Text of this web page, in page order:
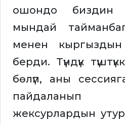
ошондо биздин
мындай
менен
берди. Түндүк
бөлүп, аны
жексурлардын